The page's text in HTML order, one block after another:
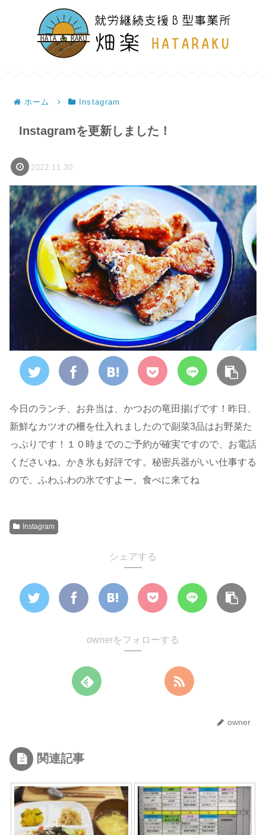
ホーム Instagram
Instagramを更新しました！
2022.11.30
今日のランチ、お弁当は、かつおの竜田揚げです！昨日、
新鮮なカツオの柵を仕入れましたので副菜3品はお野菜た
っぷりです！１０時までのご予約が確実ですので、お電話
くださいね。かき氷も好評です。秘密兵器がいい仕事する
ので、ふわふわの氷ですよー。食べに来てね
Instagram
シェアする
ownerをフォローする
owner
関連記事